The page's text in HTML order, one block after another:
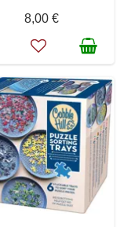
8,00 €